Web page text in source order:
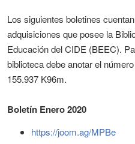
Los siguientes boletines
adquisiciones que posee la
Educación del CIDE (BEEC).
biblioteca debe anotar el
155.937 K96m.
Boletín Enero 2020
https://joom.ag/MPBe